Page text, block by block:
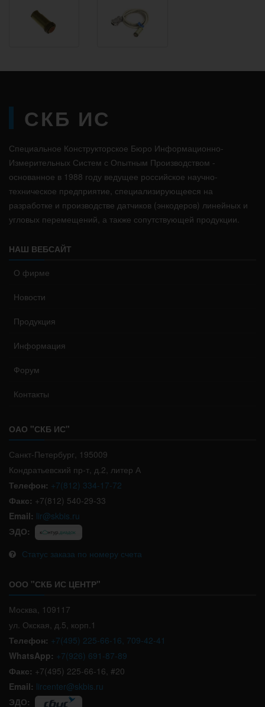
СКБ ИС
Специальное Конструкторское Бюро Информационно-
Измерительных Систем с Опытным Производством -
основанное в 1988 году ведущее российское научно-
техническое предприятие, специализирующееся на
разработке и производстве датчиков (энкодеров) линейных и
угловых перемещений, а также сопутствующей продукции.
НАШ ВЕБСАЙТ
О фирме
Новости
Продукция
Информация
Форум
Контакты
ОАО "СКБ ИС"
Санкт-Петербург, 195009
Кондратьевский пр-т, д.2, литер А
Телефон: +7(812) 334-17-72
Факс: +7(812) 540-29-33
Email: lir@skbis.ru
ЭДО:
Статус заказа по номеру счета
ООО "СКБ ИС ЦЕНТР"
Москва, 109117
ул. Окская, д.5, корп.1
Телефон: +7(495) 225-66-16, 709-42-41
WhatsApp: +7(926) 691-87-89
Факс: +7(495) 225-66-16, #20
Email: lircenter@skbis.ru
ЭДО: